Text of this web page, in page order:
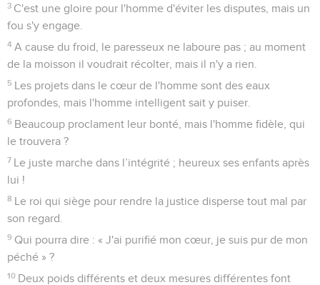
3 C'est une gloire pour l'homme d'éviter les disputes, mais un
fou s'y engage.
4 A cause du froid, le paresseux ne laboure pas ; au moment
de la moisson il voudrait récolter, mais il n'y a rien.
5 Les projets dans le cœur de l'homme sont des eaux
profondes, mais l'homme intelligent sait y puiser.
6 Beaucoup proclament leur bonté, mais l'homme fidèle, qui
le trouvera ?
7 Le juste marche dans l’intégrité ; heureux ses enfants après
lui !
8 Le roi qui siège pour rendre la justice disperse tout mal par
son regard.
9 Qui pourra dire : « J'ai purifié mon cœur, je suis pur de mon
péché » ?
10 Deux poids différents et deux mesures différentes font